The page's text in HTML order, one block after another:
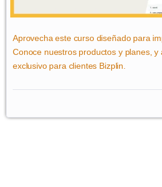
Aprovecha este curso diseñado para
Conoce nuestros productos y planes, y
exclusivo para clientes Bizplin.